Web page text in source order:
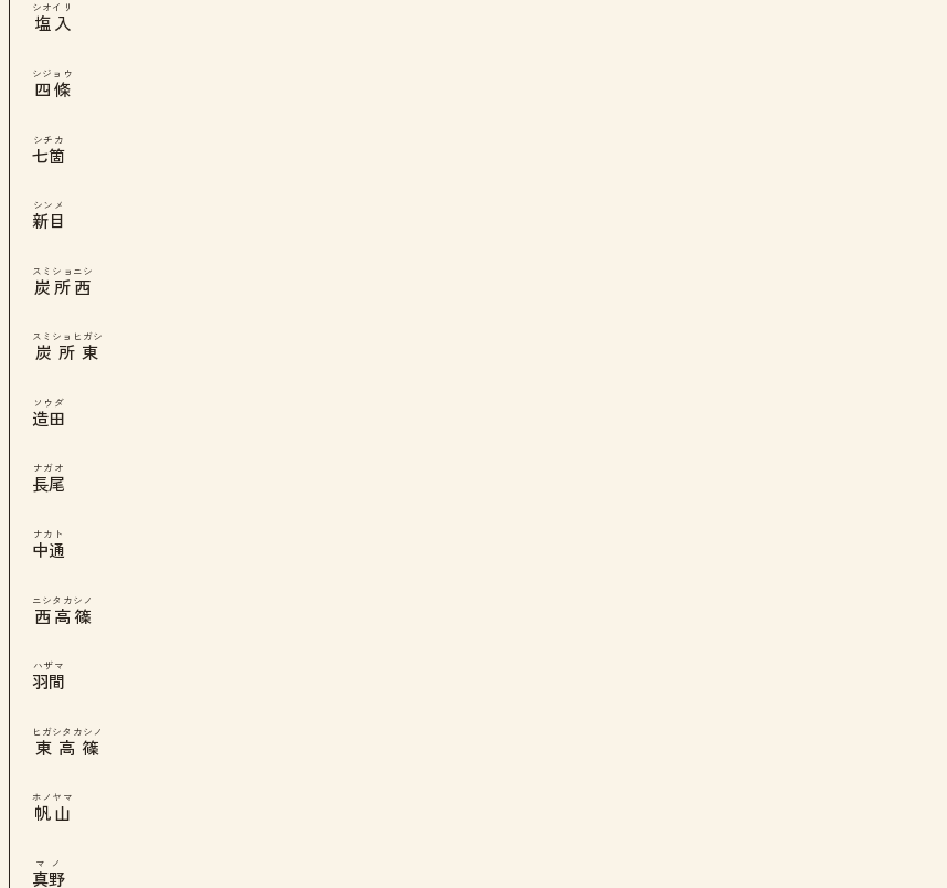
塩入
シオイリ
四條
シジョウ
七箇
シチカ
新目
シンメ
炭所西
スミショニシ
炭所東
スミショヒガシ
造田
ソウダ
長尾
ナガオ
中通
ナカト
西高篠
ニシタカシノ
羽間
ハザマ
東高篠
ヒガシタカシノ
帆山
ホノヤマ
真野
マノ